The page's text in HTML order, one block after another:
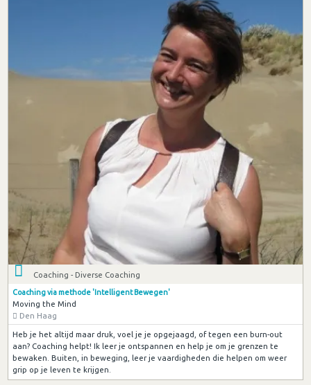
Coaching - Diverse Coaching
Coaching via methode 'Intelligent Bewegen'
Moving the Mind
Den Haag
Heb je het altijd maar druk, voel je je opgejaagd, of tegen een burn-out
aan? Coaching helpt! Ik leer je ontspannen en help je om je grenzen te
bewaken. Buiten, in beweging, leer je vaardigheden die helpen om weer
grip op je leven te krijgen.